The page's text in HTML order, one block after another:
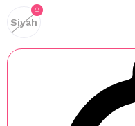
Siyah